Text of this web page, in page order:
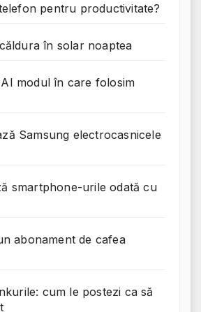
pentru productivitate?
în solar noaptea
modul în care folosim
Samsung electrocasnicele
smartphone-urile odată cu
abonament de cafea
cum le postezi ca să